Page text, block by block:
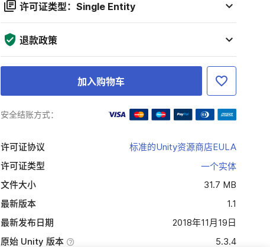
许可证类型：Single Entity
退款政策
加入购物车
安全结账方式：
许可证协议
标准的Unity资源商店EULA
许可证类型
一个实体
文件大小
31.7 MB
最新版本
1.1
最新发布日期
2018年11月19日
原始 Unity 版本
5.3.4